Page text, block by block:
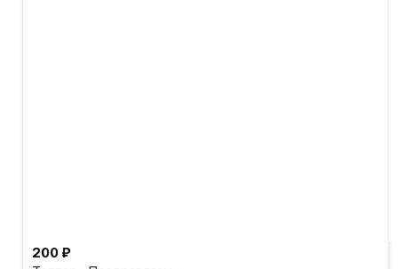
200 ₽